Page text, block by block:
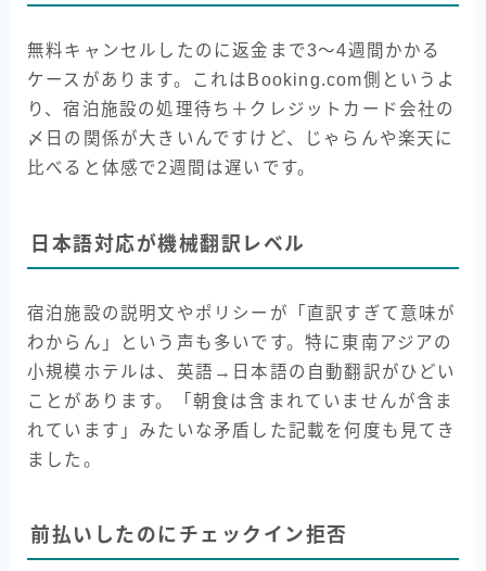
無料キャンセルしたのに返金まで3〜4週間かかる
ケースがあります。これはBooking.com側というよ
り、宿泊施設の処理待ち＋クレジットカード会社の
〆日の関係が大きいんですけど、じゃらんや楽天に
比べると体感で2週間は遅いです。
日本語対応が機械翻訳レベル
宿泊施設の説明文やポリシーが「直訳すぎて意味が
わからん」という声も多いです。特に東南アジアの
小規模ホテルは、英語→日本語の自動翻訳がひどい
ことがあります。「朝食は含まれていませんが含ま
れています」みたいな矛盾した記載を何度も見てき
ました。
前払いしたのにチェックイン拒否